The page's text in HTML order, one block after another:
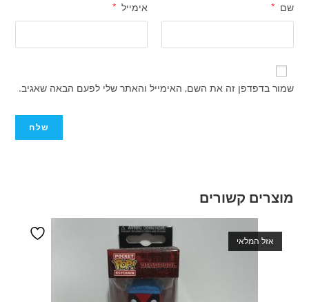
שם * אימייל *
שמור בדפדפן זה את השם, האימייל והאתר שלי לפעם הבאה שאגיב.
מוצרים קשורים
אזל המלאי